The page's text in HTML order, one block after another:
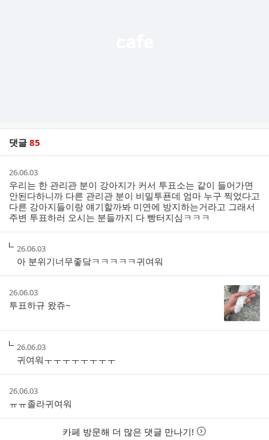
댓글 85
작
성
시
간
26.06.03
우리는 한 관리관 분이 강아지가 커서 투표소는 같이 들어가면
안된다하니까 다른 관리관 분이 비밀투푠데 엄마 누구 찍었다고
다른 강아지들이랑 얘기할까봐 미연에 방지하는거라고 그래서
주변 투표하러 오시는 분들까지 다 빵터지심ㅋㅋㅋ
작
성
시
간
26.06.03
아 분위기너무좋닼ㅋㅋㅋㅋㅋ귀여워
작
성
시
26.06.03
투표하규 왔쥬~
작
성
시
간
26.06.03
귀여워ㅜㅜㅜㅜㅜㅜㅜㅜ
작
시
간
26.06.03
ㅠㅠ졸라귀여워
카페 방문해 더 많은 댓글 만나기!